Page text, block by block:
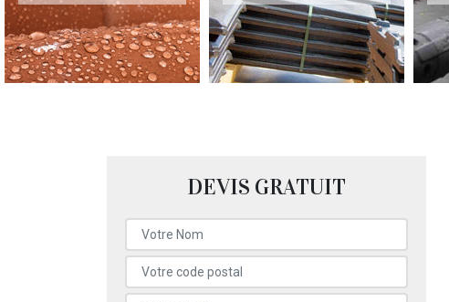
DEVIS GRATUIT